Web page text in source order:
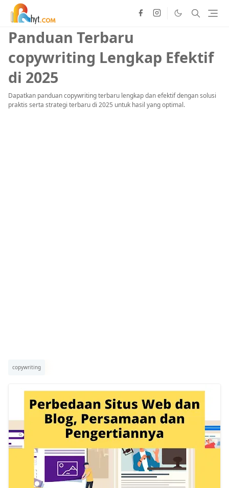
Panduan Terbaru
copywriting Lengkap Efektif
di 2025
Dapatkan panduan copywriting terbaru lengkap dan efektif dengan solusi
praktis serta strategi terbaru di 2025 untuk hasil yang optimal.
copywriting